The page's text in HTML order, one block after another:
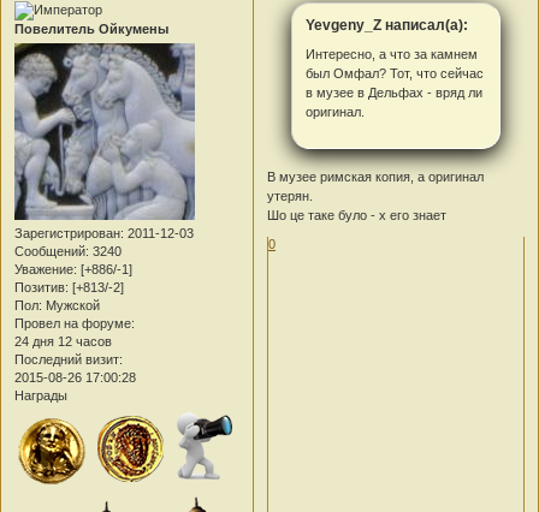
Повелитель Ойкумены
Зарегистрирован: 2011-12-03
Сообщений: 3240
Уважение: [+886/-1]
Позитив: [+813/-2]
Пол: Мужской
Провел на форуме:
24 дня 12 часов
Последний визит:
2015-08-26 17:00:28
Награды
Yevgeny_Z написал(а):
Интересно, а что за камнем
был Омфал? Тот, что сейчас
в музее в Дельфах - вряд ли
оригинал.
В музее римская копия, а оригинал
утерян.
Шо це таке було - х его знает
0